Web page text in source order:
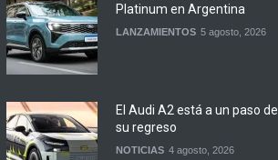
Platinum en Argentina
LANZAMIENTOS 5 agosto, 2026
El Audi A2 está a un paso de
su regreso
NOTICIAS 4 agosto, 2026